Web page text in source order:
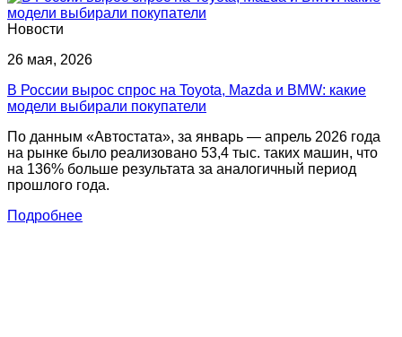
Новости
26 мая, 2026
В России вырос спрос на Toyota, Mazda и BMW: какие
модели выбирали покупатели
По данным «Автостата», за январь — апрель 2026 года
на рынке было реализовано 53,4 тыс. таких машин, что
на 136% больше результата за аналогичный период
прошлого года.
Подробнее